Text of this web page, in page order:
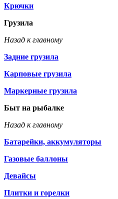
Крючки
Грузила
Назад к главному
Задние грузила
Карповые грузила
Маркерные грузила
Быт на рыбалке
Назад к главному
Батарейки, аккумуляторы
Газовые баллоны
Девайсы
Плитки и горелки